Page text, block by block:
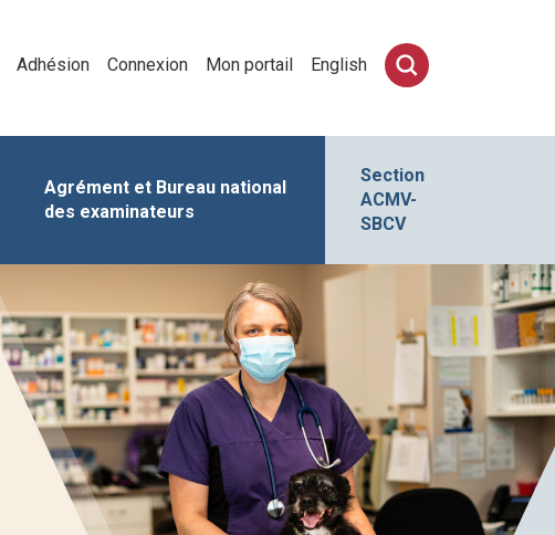
Adhésion Connexion Mon portail English
Agrément et Bureau national
des examinateurs
Section
ACMV-
SBCV